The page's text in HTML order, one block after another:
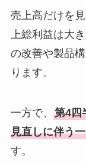
売上高だけを
上総利益は大
の改善や製品
ります。
一方で、 第4四
見直しに伴う
す。